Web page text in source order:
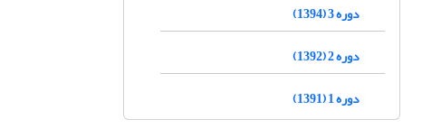
دوره 3 (1394)
دوره 2 (1392)
دوره 1 (1391)